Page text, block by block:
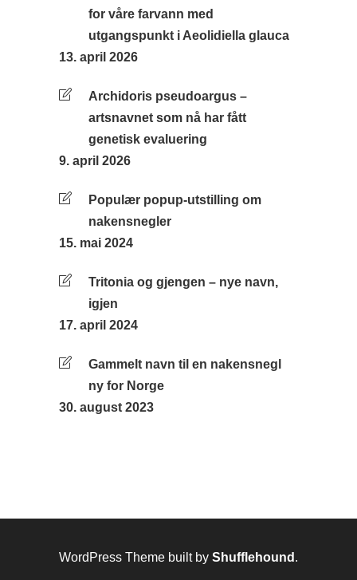
for våre farvann med
utgangspunkt i Aeolidiella glauca
13. april 2026
Archidoris pseudoargus –
artsnavnet som nå har fått
genetisk evaluering
9. april 2026
Populær popup-utstilling om
nakensnegler
15. mai 2024
Tritonia og gjengen – nye navn,
igjen
17. april 2024
Gammelt navn til en nakensnegl
ny for Norge
30. august 2023
WordPress Theme built by Shufflehound .